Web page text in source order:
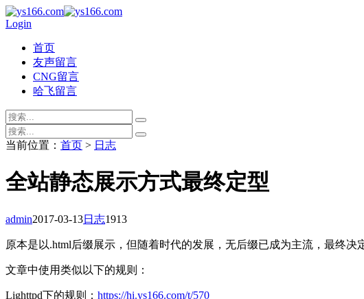
Login
首页
友声留言
CNG留言
哈飞留言
当前位置： 首页 > 日志
全站静态展示方式最终定型
admin2017-03-13日志1913
原本是以.html后缀展示，但随着时代的发展，无后缀已成为主流，最终决
文章中使用类似以下的规则：
Lighttpd下的规则： https://hi.ys166.com/t/570